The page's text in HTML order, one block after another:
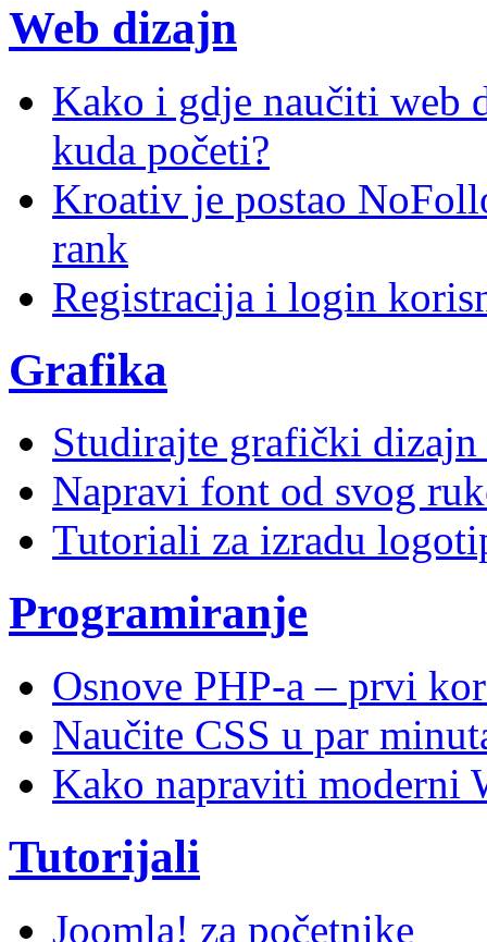
Web dizajn
Kako i gdje naučiti web
kuda početi?
Kroativ je postao
rank
Registracija i login
Grafika
Studirajte grafički dizajn
Napravi font od svog
Tutoriali za izradu
Programiranje
Osnove PHP-a – prvi
Naučite CSS u par
Kako napraviti moderni
Tutorijali
Joomla! za početnike